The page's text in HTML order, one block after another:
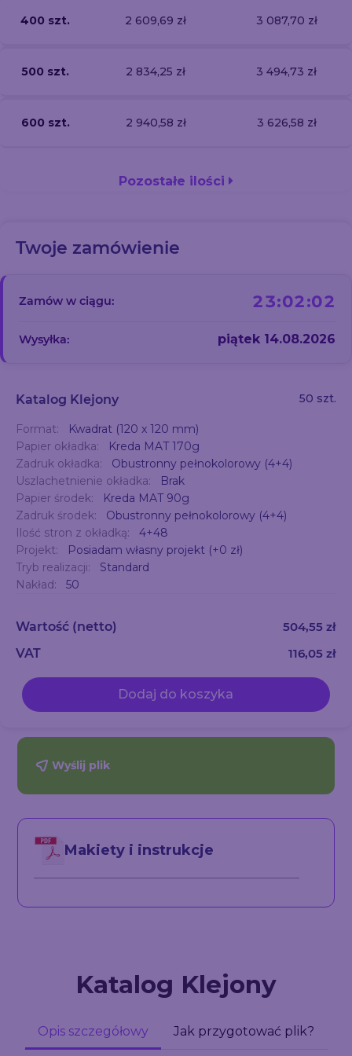
400 szt. 2 609,69 zł 3 087,70 zł
500 szt. 2 834,25 zł 3 494,73 zł
600 szt. 2 940,58 zł 3 626,58 zł
Pozostałe ilości
Twoje zamówienie
Zamów w ciągu: 23:02:02
Wysyłka: piątek 14.08.2026
Katalog Klejony 50 szt.
Format:
Kwadrat (120 x 120 mm)
Papier okładka:
Kreda MAT 170g
Zadruk okładka:
Obustronny pełnokolorowy (4+4)
Uszlachetnienie okładka:
Brak
Papier środek:
Kreda MAT 90g
Zadruk środek:
Obustronny pełnokolorowy (4+4)
Ilość stron z okładką:
4+48
Projekt:
Posiadam własny projekt (+0 zł)
Tryb realizacji:
Standard
Nakład:
50
Wartość (netto)
504,55 zł
VAT
116,05 zł
Dodaj do koszyka
Wyślij plik
Makiety i instrukcje
Katalog Klejony
Opis szczegółowy Jak przygotować plik?